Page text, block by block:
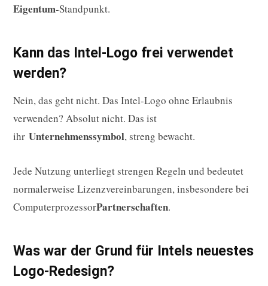
Eigentum-Standpunkt.
Kann das Intel-Logo frei verwendet
werden?
Nein, das geht nicht. Das Intel-Logo ohne Erlaubnis
verwenden? Absolut nicht. Das ist
ihr Unternehmenssymbol, streng bewacht.
Jede Nutzung unterliegt strengen Regeln und bedeutet
normalerweise Lizenzvereinbarungen, insbesondere bei
ComputerprozessorPartnerschaften.
Was war der Grund für Intels neuestes
Logo-Redesign?